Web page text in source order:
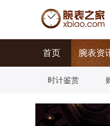
首页 腕表资
时计鉴赏